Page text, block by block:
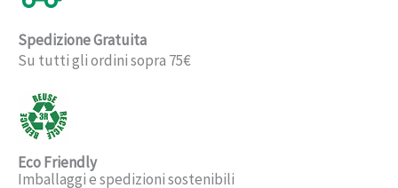
Spedizione Gratuita
Su tutti gli ordini sopra 75€
Eco Friendly
Imballaggi e spedizioni sostenibili